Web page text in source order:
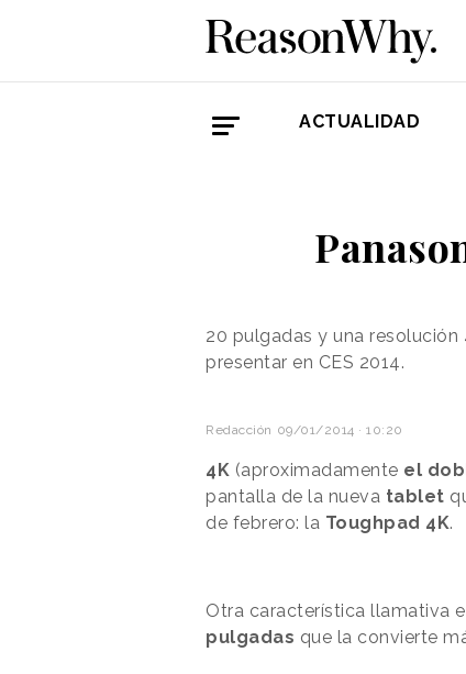
ACTUALIDAD
20 pulgadas y una
presentar en CES 2014.
Redacción 09/01/2014 · 10:20
4K (aproximadamente el
pantalla de la nueva tablet
de febrero: la Toughpad 4K.
Otra característica llamativa
pulgadas que la convierte